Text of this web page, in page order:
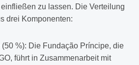
zu lassen. Die Verteilung
drei Komponenten:
%): Die Fundação Príncipe, die
führt in Zusammenarbeit mit